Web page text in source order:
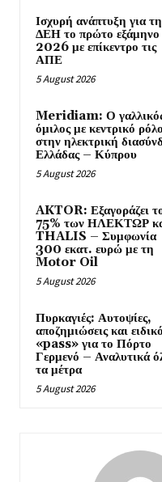
Ισχυρή ανάπτυξη για τη
ΔΕΗ το πρώτο εξάμηνο
2026 με επίκεντρο τις
ΑΠΕ
5 August 2026
Meridiam: Ο
όμιλος με κεντρικό ρόλο
στην ηλεκτρική
Ελλάδας – Κύπρου
5 August 2026
AKTOR: Εξαγοράζει
75% των ΗΛΕΚΤΩΡ
THALIS – Συμφωνία
300 εκατ. ευρώ με τη
Motor Oil
5 August 2026
Πυρκαγιές: Αυτοψίες,
αποζημιώσεις και ειδικό
«pass» για το Πόρτο
Γερμενό – Αναλυτικά
τα μέτρα
5 August 2026